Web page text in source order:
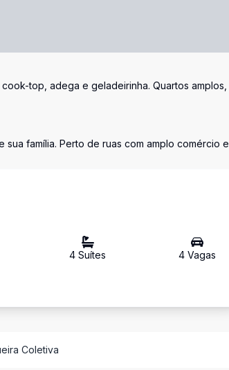
top, adega e geladeirinha. Quartos amplos,
família. Perto de ruas com amplo comércio e
4 Suítes 4Vagas
Coletiva